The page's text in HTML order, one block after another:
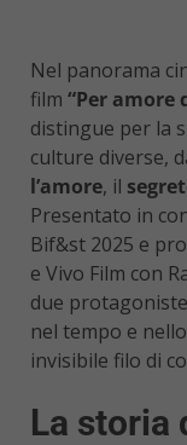
Nel panorama
film “Per amore
distingue per la
culture diverse,
l’amore, il
Presentato in
Bif&st 2025 e
e Vivo Film con
due
nel tempo e
invisibile filo di
La storia